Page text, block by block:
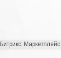
Маркетплейс